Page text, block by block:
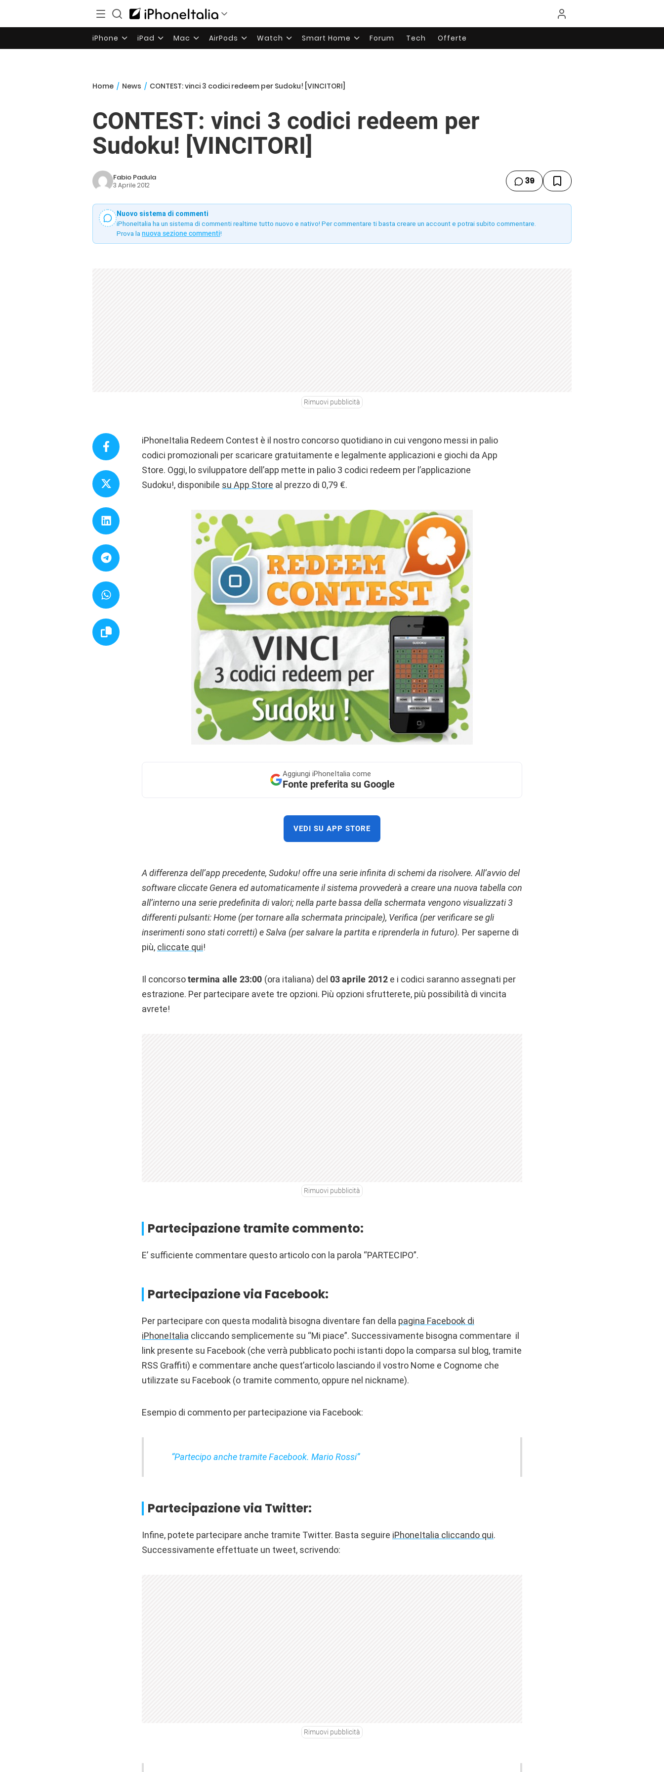
iPhone iPad Mac AirPods Watch Smart Home Forum Tech Offerte
Home / News / CONTEST: vinci 3 codici redeem per Sudoku! [VINCITORI]
CONTEST: vinci 3 codici redeem per
Sudoku! [VINCITORI]
Fabio Padula
3 Aprile 2012 39
Nuovo sistema di commenti
iPhoneItalia ha un sistema di commenti realtime tutto nuovo e nativo! Per commentare ti basta creare un account e potrai subito commentare.
Prova la nuova sezione commenti!
Rimuovi pubblicità
iPhoneItalia Redeem Contest è il nostro concorso quotidiano in cui vengono messi in palio
codici promozionali per scaricare gratuitamente e legalmente applicazioni e giochi da App
Store. Oggi, lo sviluppatore dell’app mette in palio 3 codici redeem per l’applicazione
Sudoku!, disponibile su App Store al prezzo di 0,79 €.
Aggiungi iPhoneItalia come
Fonte preferita su Google
VEDI SU APP STORE
A differenza dell’app precedente, Sudoku! offre una serie infinita di schemi da risolvere. All’avvio del
software cliccate Genera ed automaticamente il sistema provvederà a creare una nuova tabella con
all’interno una serie predefinita di valori; nella parte bassa della schermata vengono visualizzati 3
differenti pulsanti: Home (per tornare alla schermata principale), Verifica (per verificare se gli
inserimenti sono stati corretti) e Salva (per salvare la partita e riprenderla in futuro). Per saperne di
più, cliccate qui!
Il concorsotermina alle 23:00 (ora italiana) del 03 aprile 2012 e i codici saranno assegnati per
estrazione. Per partecipare avete tre opzioni. Più opzioni sfrutterete, più possibilità di vincita
avrete!
Rimuovi pubblicità
Partecipazione tramite commento:
E’ sufficiente commentare questo articolo con la parola “PARTECIPO”.
Partecipazione via Facebook:
Per partecipare con questa modalità bisogna diventare fan della pagina Facebook di
iPhoneItalia cliccando semplicemente su “Mi piace”. Successivamente bisogna commentare il
link presente su Facebook (che verrà pubblicato pochi istanti dopo la comparsa sul blog, tramite
RSS Graffiti) e commentare anche quest’articolo lasciando il vostro Nome e Cognome che
utilizzate su Facebook (o tramite commento, oppure nel nickname).
Esempio di commento per partecipazione via Facebook:
“Partecipo anche tramite Facebook. Mario Rossi”
Partecipazione via Twitter:
Infine, potete partecipare anche tramite Twitter. Basta seguire iPhoneItalia cliccando qui.
Successivamente effettuate un tweet, scrivendo:
Rimuovi pubblicità